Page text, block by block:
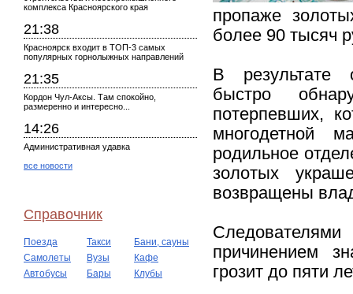
комплекса Красноярского края
21:38
Красноярск входит в ТОП-3 самых
популярных горнолыжных направлений
21:35
Кордон Чул-Аксы. Там спокойно,
размеренно и интересно...
14:26
Административная удавка
все новости
Справочник
Поезда Такси
Бани, сауны
Самолеты
Вузы
Кафе
Автобусы
Бары Клубы
пропаже
более 90 тысяч
В результате
быстро
потерпевших,
многодетной
родильное
золотых
возвращены
причинением
грозит до пяти